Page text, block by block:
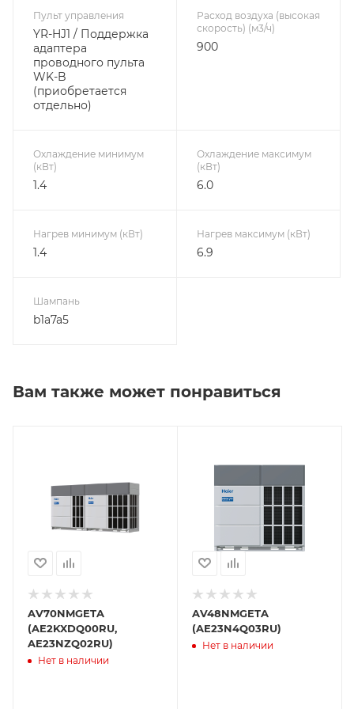
Пульт управления
YR-HJ1 / Поддержка
адаптера
проводного пульта
WK-B
(приобретается
отдельно)
Расход воздуха (высокая
скорость) (м3/ч)
900
Охлаждение минимум
(кВт)
1.4
Охлаждение максимум
(кВт)
6.0
Нагрев минимум (кВт)
1.4
Нагрев максимум (кВт)
6.9
Шампань
b1a7a5
Вам также может понравиться
AV70NMGETA
(AE2KXDQ00RU,
AE23NZQ02RU)
Нет в наличии
AV48NMGETA
(AE23N4Q03RU)
Нет в наличии